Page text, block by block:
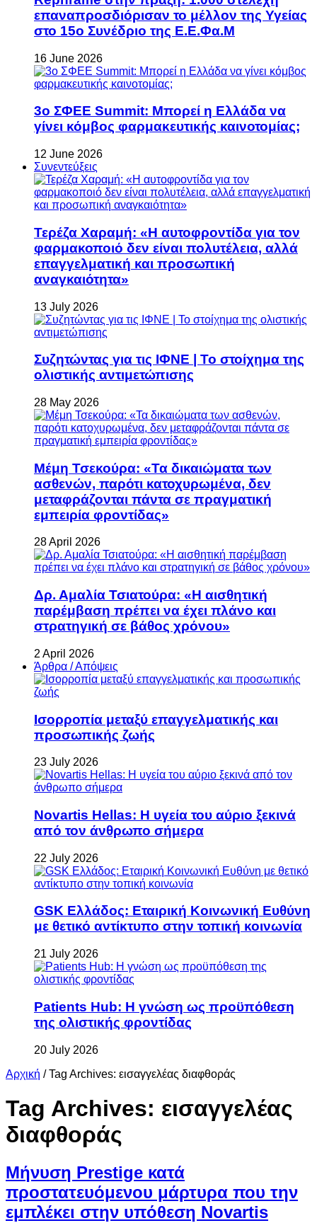
επαναπροσδιόρισαν το μέλλον της Υγείας
στο 15ο Συνέδριο της Ε.Ε.Φα.Μ
16 June 2026
3ο ΣΦΕΕ Summit: Μπορεί η Ελλάδα να
γίνει κόμβος φαρμακευτικής καινοτομίας;
12 June 2026
Συνεντεύξεις
Τερέζα Χαραμή: «Η αυτοφροντίδα για τον
φαρμακοποιό δεν είναι πολυτέλεια, αλλά
επαγγελματική και προσωπική
αναγκαιότητα»
13 July 2026
Συζητώντας για τις ΙΦΝΕ | Το στοίχημα της
ολιστικής αντιμετώπισης
28 May 2026
Μέμη Τσεκούρα: «Τα δικαιώματα των
ασθενών, παρότι κατοχυρωμένα, δεν
μεταφράζονται πάντα σε πραγματική
εμπειρία φροντίδας»
28 April 2026
Δρ. Αμαλία Τσιατούρα: «Η αισθητική
παρέμβαση πρέπει να έχει πλάνο και
στρατηγική σε βάθος χρόνου»
2 April 2026
Άρθρα / Απόψεις
Ισορροπία μεταξύ επαγγελματικής και
προσωπικής ζωής
23 July 2026
Novartis Hellas: Η υγεία του αύριο ξεκινά
από τον άνθρωπο σήμερα
22 July 2026
GSK Ελλάδος: Εταιρική Κοινωνική Ευθύνη
με θετικό αντίκτυπο στην τοπική κοινωνία
21 July 2026
Patients Hub: Η γνώση ως προϋπόθεση
της ολιστικής φροντίδας
20 July 2026
Αρχική / Tag Archives: εισαγγελέας διαφθοράς
Tag Archives: εισαγγελέας
διαφθοράς
Μήνυση Prestige κατά
προστατευόμενου μάρτυρα που την
εμπλέκει στην υπόθεση Novartis